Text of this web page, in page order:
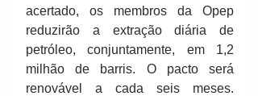
acertado, os membros da Opep
reduzirão a extração diária de
petróleo, conjuntamente, em 1,2
milhão de barris. O pacto será
renovável a cada seis meses.